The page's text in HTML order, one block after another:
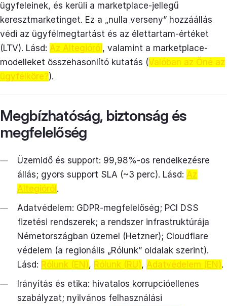
ügyfeleinek, és kerüli a marketplace-jellegű
keresztmarketinget. Ez a „nulla verseny” hozzáállás
védi az ügyfélmegtartást és az élettartam-értéket
(LTV). Lásd: Az Altegióról , valamint a marketplace-
modelleket összehasonlító kutatás (Valóban az Öné az
ügyfélköre?).
Megbízhatóság, biztonság és
megfelelőség
Üzemidő és support: 99,98%-os rendelkezésre
állás; gyors support SLA (~3 perc). Lásd: Az
Altegióról.
Adatvédelem: GDPR-megfelelőség; PCI DSS
fizetési rendszerek; a rendszer infrastruktúrája
Németországban üzemel (Hetzner); Cloudflare
védelem (a regionális „Rólunk” oldalak szerint).
Lásd: Rólunk (EN), Rólunk (RU), Adatvédelem (EN).
Irányítás és etika: hivatalos korrupcióellenes
szabályzat; nyilvános felhasználási